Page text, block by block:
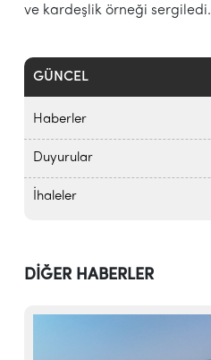
GÜNCEL
Haberler
Duyurular
İhaleler
ve kardeşlik örneği sergiledi.
DİĞER HABERLER